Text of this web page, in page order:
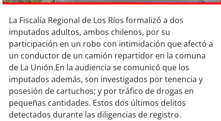
soycalama
soyantofagasta
soycopiapó
soyvalparaíso
soyquillota
La Fiscalía Regional de Los Ríos formalizó a dos
imputados adultos, ambos chilenos, por su
participación en un robo con intimidación que afectó a
un conductor de un camión repartidor en la comuna
de La Unión.En la audiencia se comunicó que los
imputados además, son investigados por tenencia y
posesión de cartuchos; y por tráfico de drogas en
pequeñas cantidades. Estos dos últimos delitos
detectados durante las diligencias de registro.